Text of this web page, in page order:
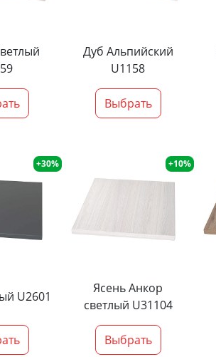
Дуб Альпийский
U1158
Выбрать
+30%
U2601
+10%
Ясень Анкор
светлый U31104
Выбрать